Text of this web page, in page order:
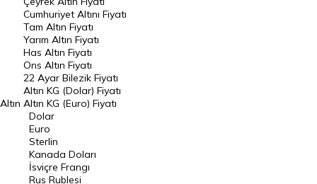
Endeksler
DÖVİZ
Döviz Kuru
Dolar Kuru
Euro Kuru
Pound Kuru
Frank Kuru
Riyal Kuru
Altın
Cumhuriyet Altını Fiyatı
Tam Altın Fiyatı
Yarım Altın Fiyatı
Has Altın Fiyatı
Ons Altın Fiyatı
22 Ayar Bilezik Fiyatı
Altın KG (Dolar) Fiyatı
Altın KG (Euro) Fiyatı
Dolar
Euro
Sterlin
Kanada Doları
İsviçre Frangı
Rus Rublesi